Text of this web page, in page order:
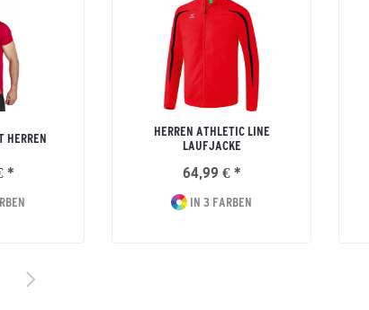
HERREN
*
HERREN ATHLETIC LINE
LAUFJACKE
64,99 € *
IN 3 FARBEN